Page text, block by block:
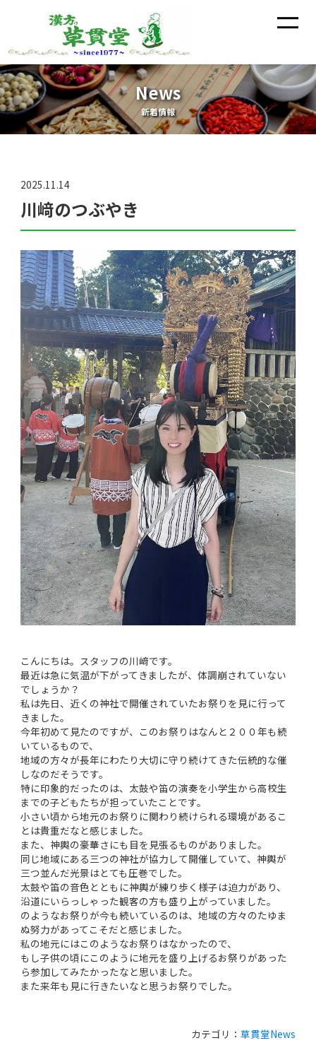
News
新着情報
2025.11.14
川﨑のつぶやき
こんにちは。スタッフの川﨑です。
最近は急に気温が下がってきましたが、体調崩されていない
でしょうか？
私は先日、近くの神社で開催されていたお祭りを見に行って
きました。
今年初めて見たのですが、このお祭りはなんと２００年も続
いているもので、
地域の方々が長年にわたり大切に守り続けてきた伝統的な催
しなのだそうです。
特に印象的だったのは、太鼓や笛の演奏を小学生から高校生
までの子どもたちが担っていたことです。
小さい頃から地元のお祭りに関わり続けられる環境があるこ
とは貴重だなと感じました。
また、神輿の豪華さにも目を見張るものがありました。
同じ地域にある三つの神社が協力して開催していて、神輿が
三つ並んだ光景はとても圧巻でした。
太鼓や笛の音色とともに神輿が練り歩く様子は迫力があり、
沿道にいらっしゃった観客の方も盛り上がっていました。
のようなお祭りが今も続いているのは、地域の方々のたゆま
ぬ努力があってこそだと感じました。
私の地元にはこのようなお祭りはなかったので、
もし子供の頃にこのように地元を盛り上げるお祭りがあった
ら参加してみたかったなと思いました。
また来年も見に行きたいなと思うお祭りでした。
カテゴリ： 草貫堂News